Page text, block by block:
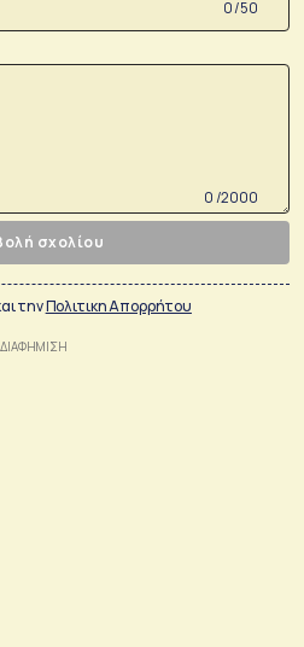
0 /50
0 /2000
σχολίου
τηνΠολιτικη Απορρήτου